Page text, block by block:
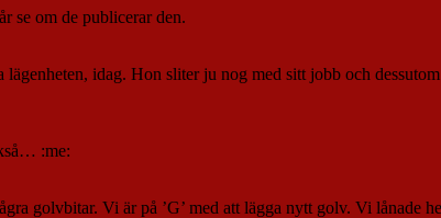
se om de publicerar den.
idag. Hon sliter ju nog med sitt jobb och
:me:
golvbitar. Vi är på ’G’ med att lägga nytt golv. Vi lånade